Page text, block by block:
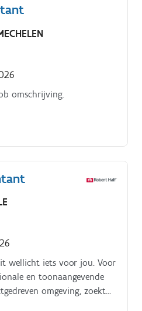
omschrijving.
wellicht iets voor jou. Voor
en toonaangevende
omgeving, zoekt